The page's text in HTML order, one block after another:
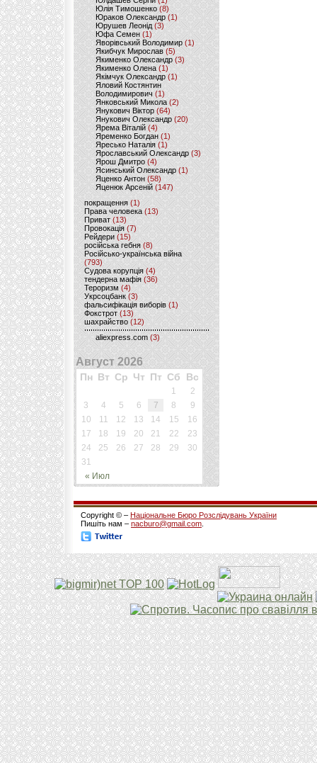
Юлія Тимошенко (8)
Юраков Олександр (1)
Юрушев Леонід (3)
Юфа Семен (1)
Яворівський Володимир (1)
Якибчук Мирослав (5)
Якименко Олександр (3)
Якименко Олена(1)
Якімчук Олександр (1)
Яловий Костянтин
Володимирович (1)
Янковський Микола(2)
Янукович Віктор (64)
Янукович Олександр(20)
Ярема Віталій(4)
Яременко Богдан(1)
Яресько Наталія(1)
Ярославський Олександр (3)
Ярош Дмитро (4)
Ясинський Олександр (1)
Яценко Антон(58)
Яценюк Арсеній (147)
покращення (1)
Права человека(13)
Приват (13)
Провокація (7)
Рейдери (15)
російська гебня (8)
Російсько-українська війна
(793)
Судова корупція (4)
тендерна мафія (36)
Тероризм (4)
Укрсоцбанк (3)
фальсифікація виборів (1)
Фокстрот(13)
шахрайство (12)
aliexpress.com (3)
Август 2026
Пн Вт Ср Чт Пт Сб Вс
« Июл
1
2
3
4 5 6 7 8
9
10
11 12 13 14 15
16
17
18 19 20 21 22
23
24
25 26 27 28 29
30
31
Copyright © – Національне Бюро Розслідувань України
Пишіть нам – nacburo@gmail.com